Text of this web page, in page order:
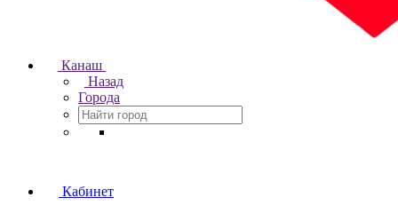
Канаш
Назад
Города
Кабинет